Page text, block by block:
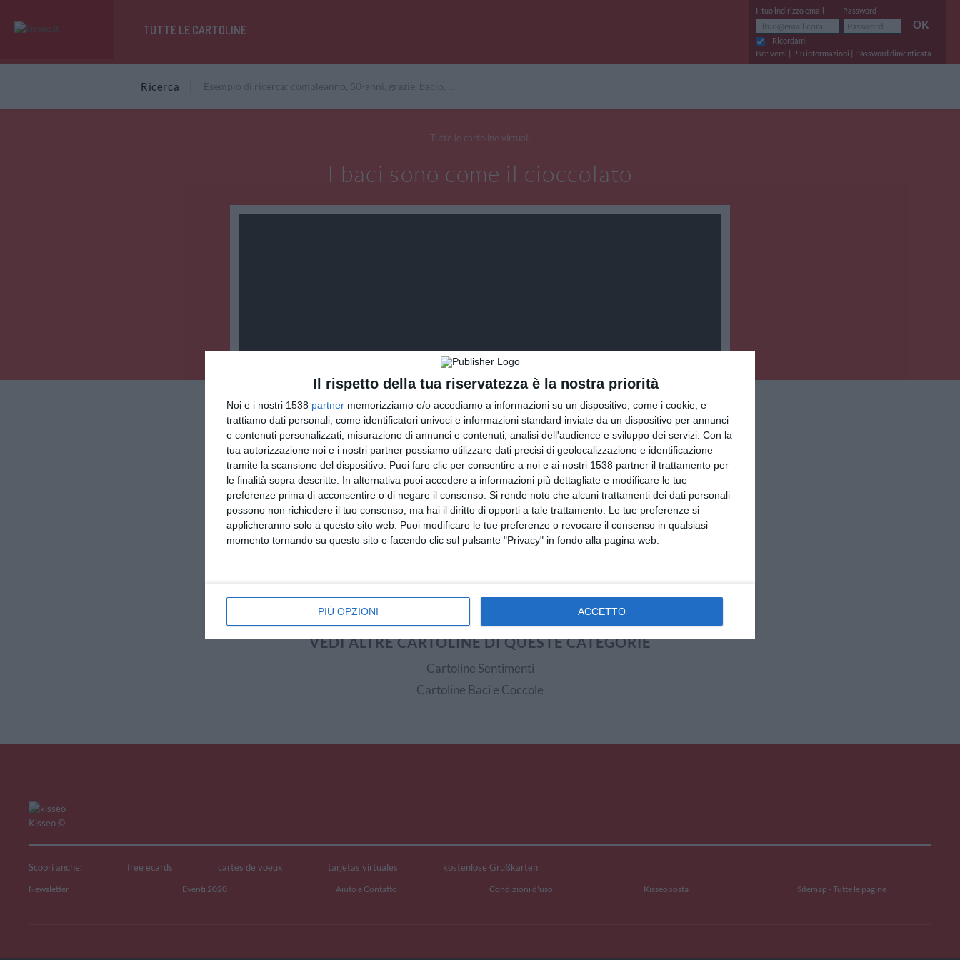
Il rispetto della tua riservatezza è la nostra priorità
Noi e i nostri 1538 partner memorizziamo e/o accediamo a informazioni su un dispositivo, come i cookie, e
trattiamo dati personali, come identificatori univoci e informazioni standard inviate da un dispositivo per annunci
e contenuti personalizzati, misurazione di annunci e contenuti, analisi dell'audience e sviluppo dei servizi. Con la
tua autorizzazione noi e i nostri partner possiamo utilizzare dati precisi di geolocalizzazione e identificazione
tramite la scansione del dispositivo. Puoi fare clic per consentire a noi e ai nostri 1538 partner il trattamento per
le finalità sopra descritte. In alternativa puoi accedere a informazioni più dettagliate e modificare le tue
preferenze prima di acconsentire o di negare il consenso. Si rende noto che alcuni trattamenti dei dati personali
possono non richiedere il tuo consenso, ma hai il diritto di opporti a tale trattamento. Le tue preferenze si
applicheranno solo a questo sito web. Puoi modificare le tue preferenze o revocare il consenso in qualsiasi
momento tornando su questo sito e facendo clic sul pulsante "Privacy" in fondo alla pagina web.
PIÙ OPZIONI ACCETTO
TUTTE LE CARTOLINE
Il tuo indirizzo email Password
OK
Ricordami
Iscriversi | Più informazioni | Password dimenticata
Ricerca
Tutte le cartoline virtuali
I baci sono come il cioccolato
INVIA QUESTA CARTOLINA
via Email (GRATUITO)
Facebook, Twitter, WhatsApp, ...
VEDI ALTRE CARTOLINE DI QUESTE CATEGORIE
Cartoline Sentimenti
Cartoline Baci e Coccole
Kisseo©
Scopri anche: free ecards cartes de voeux tarjetas virtuales kostenlose Grußkarten
Newsletter Eventi 2020 Aiuto e Contatto Condizioni d'uso Kisseoposta Sitemap - Tutte le pagine